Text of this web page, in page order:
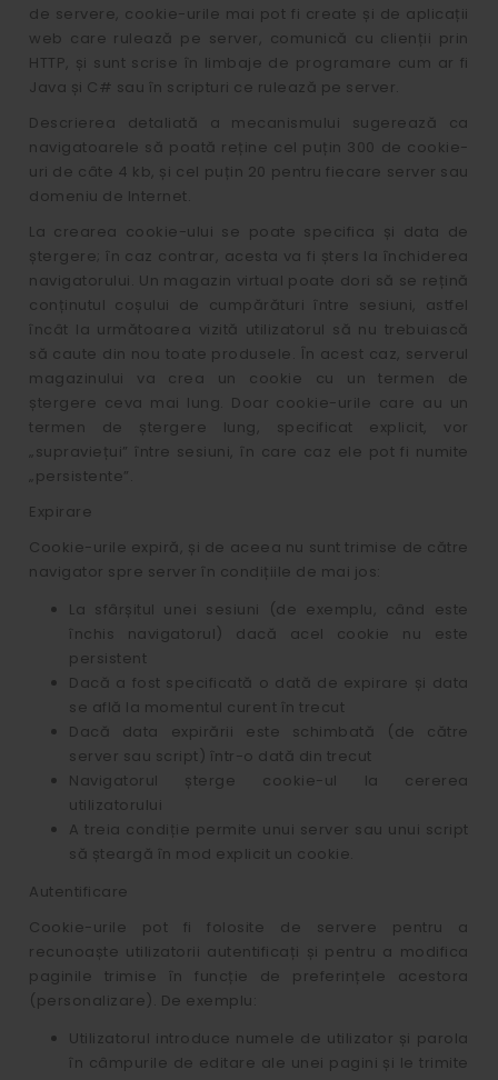
de servere, cookie-urile mai pot fi create și de aplicații
web care rulează pe server, comunică cu clienții prin
HTTP, și sunt scrise în limbaje de programare cum ar fi
Java și C# sau în scripturi ce rulează pe server.
Descrierea detaliată a mecanismului sugerează ca
navigatoarele să poată reține cel puțin 300 de cookie-
uri de câte 4 kb, și cel puțin 20 pentru fiecare server sau
domeniu de Internet.
La crearea cookie-ului se poate specifica și data de
ștergere; în caz contrar, acesta va fi șters la închiderea
navigatorului. Un magazin virtual poate dori să se rețină
conținutul coșului de cumpărături între sesiuni, astfel
încât la următoarea vizită utilizatorul să nu trebuiască
să caute din nou toate produsele. În acest caz, serverul
magazinului va crea un cookie cu un termen de
ștergere ceva mai lung. Doar cookie-urile care au un
termen de ștergere lung, specificat explicit, vor
„supraviețui” între sesiuni, în care caz ele pot fi numite
„persistente”.
Expirare
Cookie-urile expiră, și de aceea nu sunt trimise de către
navigator spre server în condițiile de mai jos:
La sfârșitul unei sesiuni (de exemplu, când este
închis navigatorul) dacă acel cookie nu este
persistent
Dacă a fost specificată o dată de expirare și data
se află la momentul curent în trecut
Dacă data expirării este schimbată (de către
server sau script) într-o dată din trecut
Navigatorul șterge cookie-ul la cererea
utilizatorului
A treia condiție permite unui server sau unui script
să șteargă în mod explicit un cookie.
Autentificare
Cookie-urile pot fi folosite de servere pentru a
recunoaște utilizatorii autentificați și pentru a modifica
paginile trimise în funcție de preferințele acestora
(personalizare). De exemplu:
Utilizatorul introduce numele de utilizator și parola
în câmpurile de editare ale unei pagini și le trimite